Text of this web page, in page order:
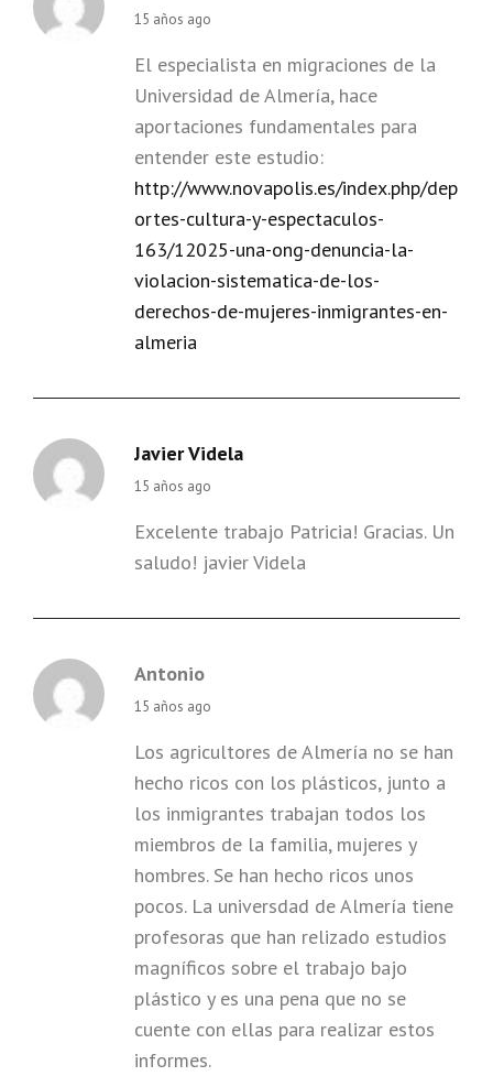
says:
15 años ago
El especialista en migraciones de la
Universidad de Almería, hace
aportaciones fundamentales para
entender este estudio:
http://www.novapolis.es/index.php/dep
ortes-cultura-y-espectaculos-
163/12025-una-ong-denuncia-la-
violacion-sistematica-de-los-
derechos-de-mujeres-inmigrantes-en-
almeria
Javier Videla
says:
15 años ago
Excelente trabajo Patricia! Gracias. Un
saludo! javier Videla
Antonio
says:
15 años ago
Los agricultores de Almería no se han
hecho ricos con los plásticos, junto a
los inmigrantes trabajan todos los
miembros de la familia, mujeres y
hombres. Se han hecho ricos unos
pocos. La universdad de Almería tiene
profesoras que han relizado estudios
magníficos sobre el trabajo bajo
plástico y es una pena que no se
cuente con ellas para realizar estos
informes.